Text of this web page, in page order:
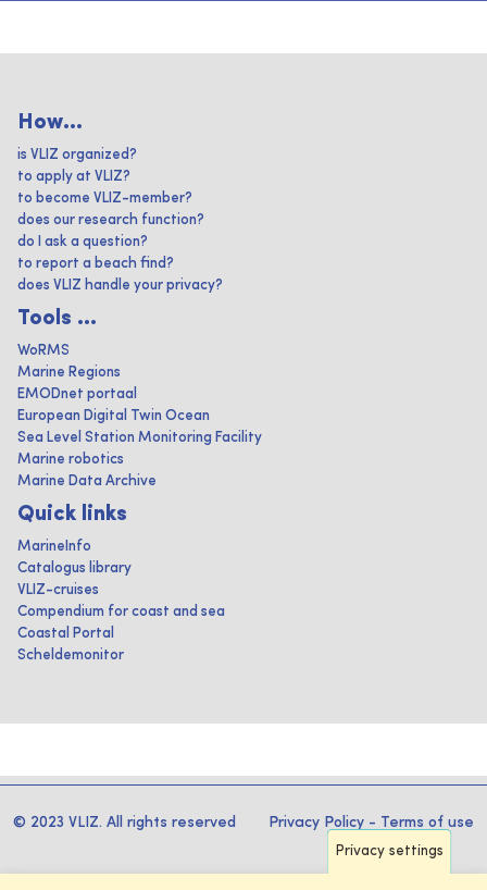
How...
is VLIZ organized?
to apply at VLIZ?
to become VLIZ-member?
does our research function?
do I ask a question?
to report a beach find?
does VLIZ handle your privacy?
Tools ...
WoRMS
Marine Regions
EMODnet portaal
European Digital Twin Ocean
Sea Level Station Monitoring Facility
Marine robotics
Marine Data Archive
Quick links
MarineInfo
Catalogus library
VLIZ-cruises
Compendium for coast and sea
Coastal Portal
Scheldemonitor
© 2023 VLIZ. All rights reserved Privacy Policy - Terms of use
Privacy settings